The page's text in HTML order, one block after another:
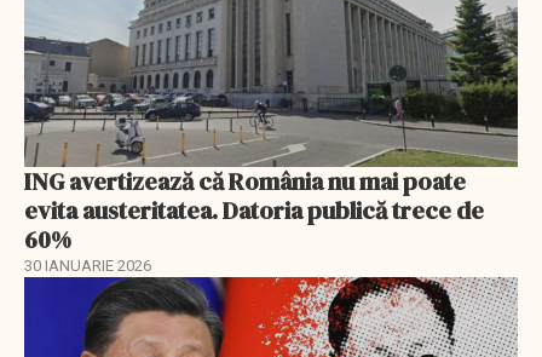
ING avertizează că România nu mai poate
evita austeritatea. Datoria publică trece de
60%
30 IANUARIE 2026